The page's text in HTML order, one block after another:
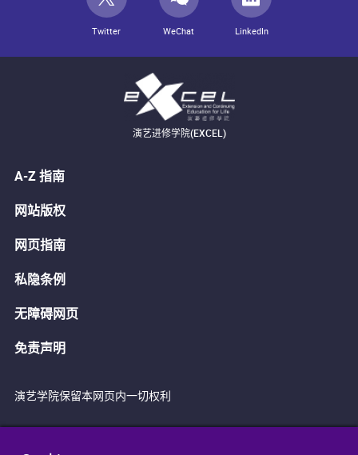
Twitter WeChat LinkedIn
演艺进修学院(EXCEL)
A-Z 指南
网站版权
网页指南
私隐条例
无障碍网页
免责声明
演艺学院保留本网页内一切权利